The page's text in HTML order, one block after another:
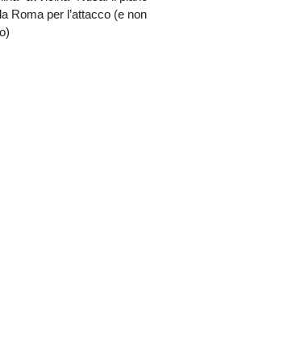
Roma per l’attacco (e non